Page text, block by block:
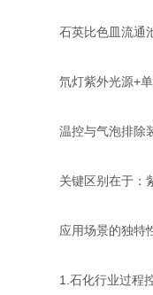
石英比色皿流通
氘灯紫外光源+
温控与气泡排除
关键区别在于：
应用场景的独特
1.石化行业过程